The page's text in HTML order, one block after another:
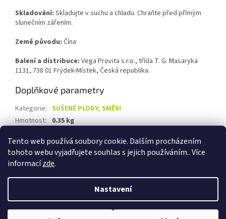
Tento web používá soubory cookie. Dalším procházením
tohoto webu vyjadřujete souhlas s jejich používáním.. Více
informacízde.
Nastavení
Skladování: Skladujte v suchu a chladu. Chraňte před přímým
slunečním zářením.
Země původu: Čína
Balení a distribuce: Vega Provita s.r.o., třída T. G. Masaryka
1131, 738 01 Frýdek-Místek, Česká republika.
Doplňkové parametry
Kategorie: SUŠENÉ PLODY, SMĚSI
Hmotnost: 0.35 kg
Copyright 2026Biolevel.cz. Všechna práva vyhrazena.Upravit